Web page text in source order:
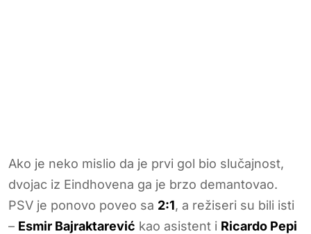
Ako je neko mislio da je prvi gol bio slučajnost,
dvojac iz Eindhovena ga je brzo demantovao.
PSV je ponovo poveo sa 2:1, a režiseri su bili isti
– Esmir Bajraktarević kao asistent i Ricardo Pepi